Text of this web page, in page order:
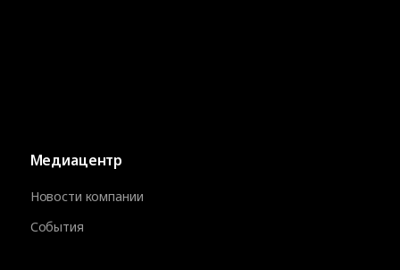
Медиацентр
Новости компании
События